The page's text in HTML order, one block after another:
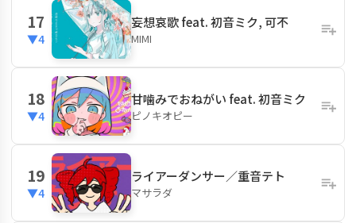
17
▼4
妄想哀歌 feat. 初音ミク, 可不
MIMI
18
▼4
甘噛みでおねがい feat. 初音ミク
ピノキオピー
19
▼4
ライアーダンサー／重音テト
マサラダ